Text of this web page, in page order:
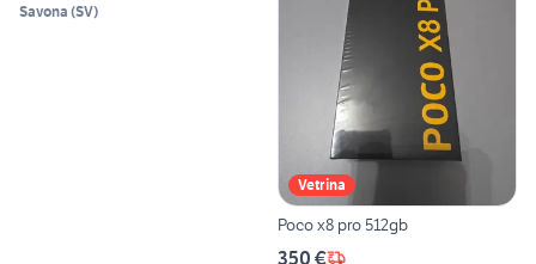
Savona (SV)
Vetrina
Poco x8 pro 512gb
350 €